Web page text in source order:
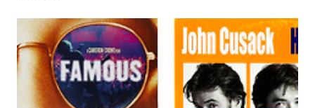
https://www.podty.me/episode/14229947
http://www.podbbang.com/ch/7604?e=22873843